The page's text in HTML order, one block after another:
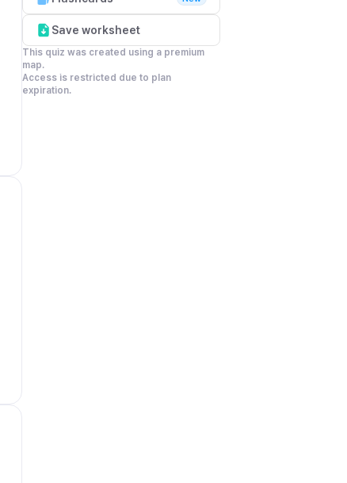
Save worksheet
This quiz was created using a premium
map.
Access is restricted due to plan
expiration.